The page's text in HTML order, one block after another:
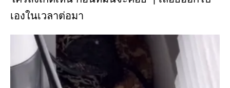
เองในเวลาต่อมา